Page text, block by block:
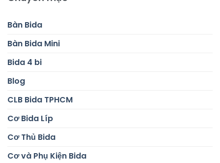
Bàn Bida
Bàn Bida Mini
Bida 4 bi
Blog
CLB Bida TPHCM
Cơ Bida Líp
Cơ Thủ Bida
Cơ và Phụ Kiện Bida